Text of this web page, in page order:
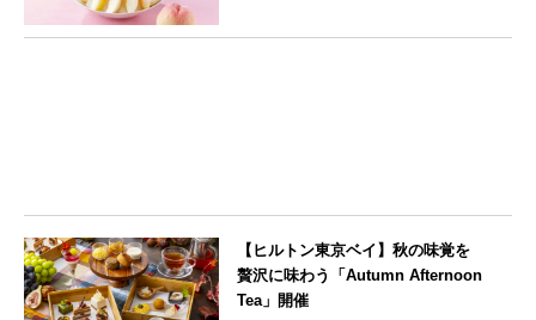
【ヒルトン東京ベイ】秋の味覚を
贅沢に味わう「Autumn Afternoon
Tea」開催